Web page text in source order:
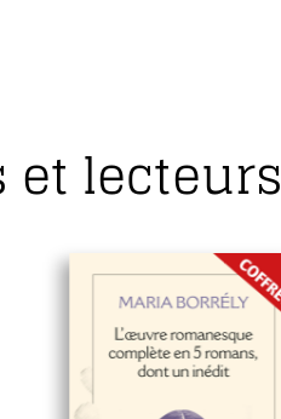
lecteurs